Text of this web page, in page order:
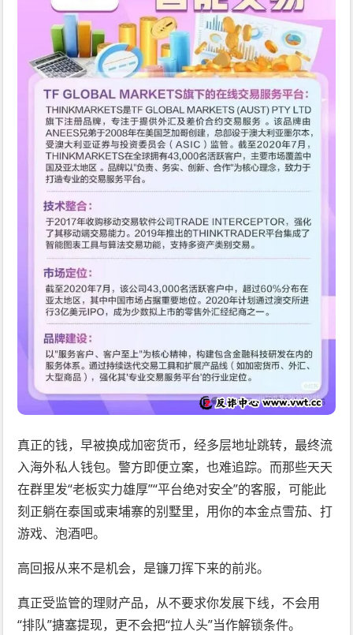
真正的钱，早被换成加密货币，经多层地址跳转，最终流
入海外私人钱包。警方即便立案，也难追踪。而那些天天
在群里发“老板实力雄厚”“平台绝对安全”的客服，可能此
刻正躺在泰国或柬埔寨的别墅里，用你的本金点雪茄、打
游戏、泡酒吧。
高回报从来不是机会，是镰刀挥下来的前兆。
真正受监管的理财产品，从不要求你发展下线，不会用
“排队”搪塞提现，更不会把“拉人头”当作解锁条件。